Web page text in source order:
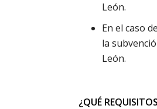
León.
En el caso
la
León.
¿QUÉ